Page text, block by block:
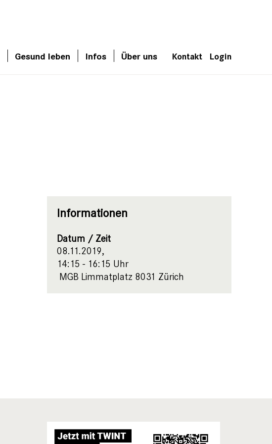
Gesund leben Infos Über uns Kontakt Login
Informationen
Datum / Zeit
08.11.2019,
14:15 - 16:15 Uhr
MGB Limmatplatz 8031 Zürich